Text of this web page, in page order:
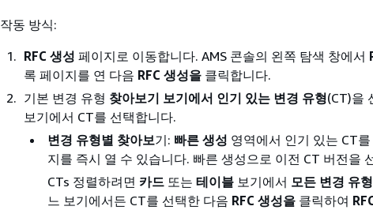
작동 방식:
RFC 생성 페이지로 이동합니다. AMS 콘솔의 왼쪽 탐색 창에서
록 페이지를 연 다음 RFC 생성을 클릭합니다.
기본 변경 유형 찾아보기 보기에서 인기 있는 변경 유형(CT)을
보기에서 CT를 선택합니다.
변경 유형별 찾아보기: 빠른 생성 영역에서 인기 있는 CT
지를 즉시 열 수 있습니다. 빠른 생성으로 이전 CT 버전을
CTs 정렬하려면 카드 또는 테이블 보기에서 모든 변경 유형
느 보기에서든 CT를 선택한 다음 RFC 생성을 클릭하여